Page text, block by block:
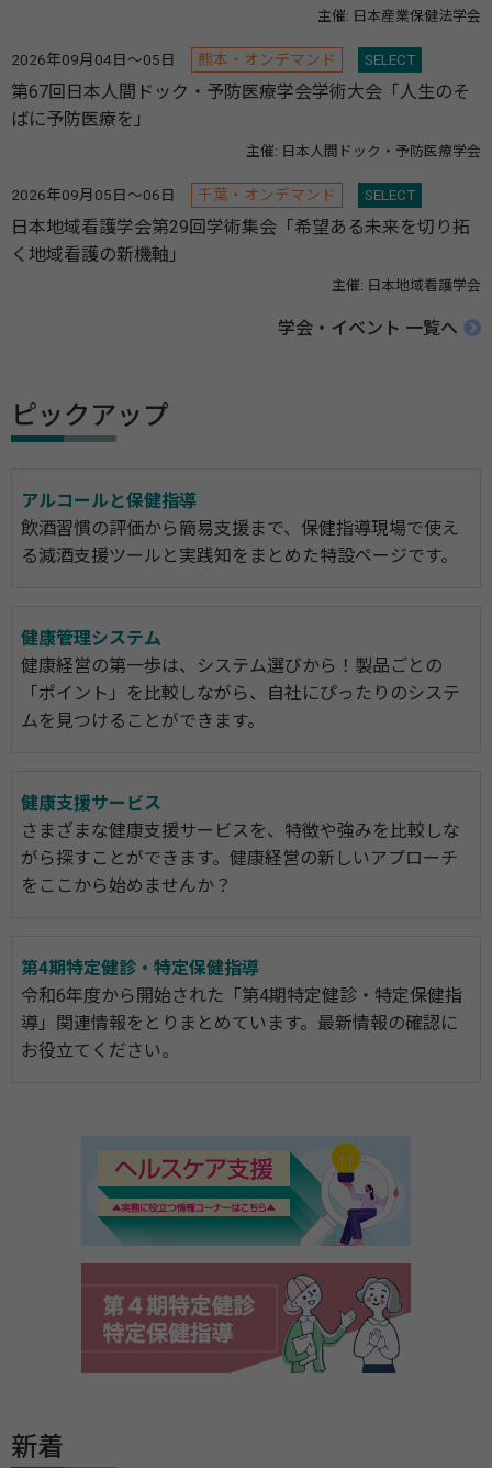
主催: 日本産業保健法学会
2026年09月04日～05日 熊本・オンデマンド SELECT
第67回日本人間ドック・予防医療学会学術大会「人生のそ
ばに予防医療を」
主催: 日本人間ドック・予防医療学会
2026年09月05日～06日 千葉・オンデマンド SELECT
日本地域看護学会第29回学術集会「希望ある未来を切り拓
く地域看護の新機軸」
主催: 日本地域看護学会
学会・イベント 一覧へ
ピックアップ
アルコールと保健指導
飲酒習慣の評価から簡易支援まで、保健指導現場で使え
る減酒支援ツールと実践知をまとめた特設ページです。
健康管理システム
健康経営の第一歩は、システム選びから！製品ごとの
「ポイント」を比較しながら、自社にぴったりのシステ
ムを見つけることができます。
健康支援サービス
さまざまな健康支援サービスを、特徴や強みを比較しな
がら探すことができます。健康経営の新しいアプローチ
をここから始めませんか？
第4期特定健診・特定保健指導
令和6年度から開始された「第4期特定健診・特定保健指
導」関連情報をとりまとめています。最新情報の確認に
お役立てください。
新着